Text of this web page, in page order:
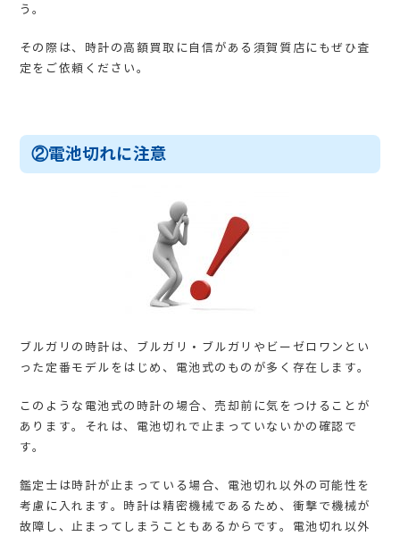
う。
その際は、時計の高額買取に自信がある須賀質店にもぜひ査
定をご依頼ください。
②電池切れに注意
ブルガリの時計は、ブルガリ・ブルガリやビーゼロワンとい
った定番モデルをはじめ、電池式のものが多く存在します。
このような電池式の時計の場合、売却前に気をつけることが
あります。それは、電池切れで止まっていないかの確認で
す。
鑑定士は時計が止まっている場合、電池切れ以外の可能性を
考慮に入れます。時計は精密機械であるため、衝撃で機械が
故障し、止まってしまうこともあるからです。電池切れ以外